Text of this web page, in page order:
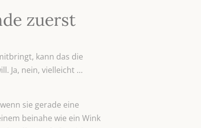
zuerst
kann das die
Ja, nein, vielleicht …
sie gerade eine
beinahe wie ein Wink